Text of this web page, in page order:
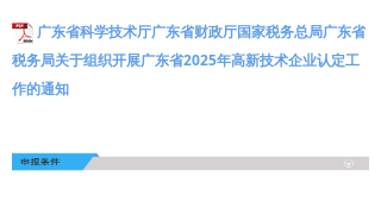
广东省科学技术厅广东省财政厅国家税务总局广东省
税务局关于组织开展广东省2025年高新技术企业认定工
作的通知